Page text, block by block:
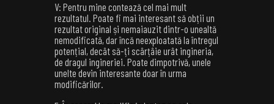
V: Pentru mine contează cel mai mult
rezultatul. Poate fi mai interesant să obții un
rezultat original și nemaiauzit dintr-o unealtă
nemodificată, dar încă neexploatată la întregul
potențial, decât să-ți scârțâie urât ingineria,
de dragul ingineriei. Poate dimpotrivă, unele
unelte devin interesante doar în urma
modificărilor.